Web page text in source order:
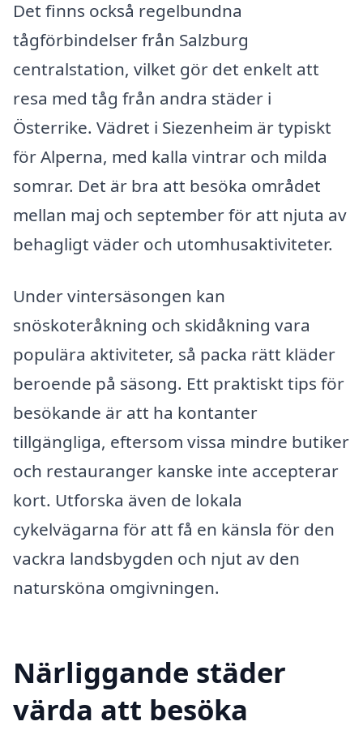
Det finns också regelbundna
tågförbindelser från Salzburg
centralstation, vilket gör det enkelt att
resa med tåg från andra städer i
Österrike. Vädret i Siezenheim är typiskt
för Alperna, med kalla vintrar och milda
somrar. Det är bra att besöka området
mellan maj och september för att njuta av
behagligt väder och utomhusaktiviteter.
Under vintersäsongen kan
snöskoteråkning och skidåkning vara
populära aktiviteter, så packa rätt kläder
beroende på säsong. Ett praktiskt tips för
besökande är att ha kontanter
tillgängliga, eftersom vissa mindre butiker
och restauranger kanske inte accepterar
kort. Utforska även de lokala
cykelvägarna för att få en känsla för den
vackra landsbygden och njut av den
natursköna omgivningen.
Närliggande städer
värda att besöka